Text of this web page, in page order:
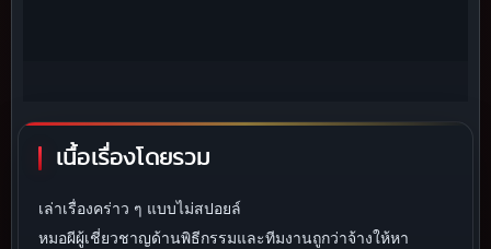
เนื้อเรื่องโดยรวม
เล่าเรื่องคร่าว ๆ แบบไม่สปอยล์
หมอผีผู้เชี่ยวชาญด้านพิธีกรรมและทีมงานถูกว่าจ้างให้หา